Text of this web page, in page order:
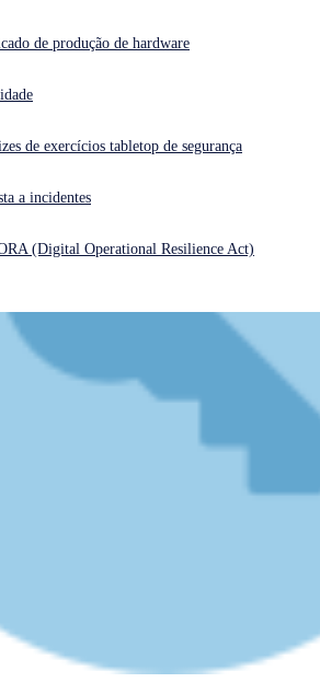
cibernético? Obtenha ajuda imediata
switcher
de produção de hardware
de exercícios tabletop de segurança
a incidentes
(Digital Operational Resilience Act)
all the bugs must be out by now?